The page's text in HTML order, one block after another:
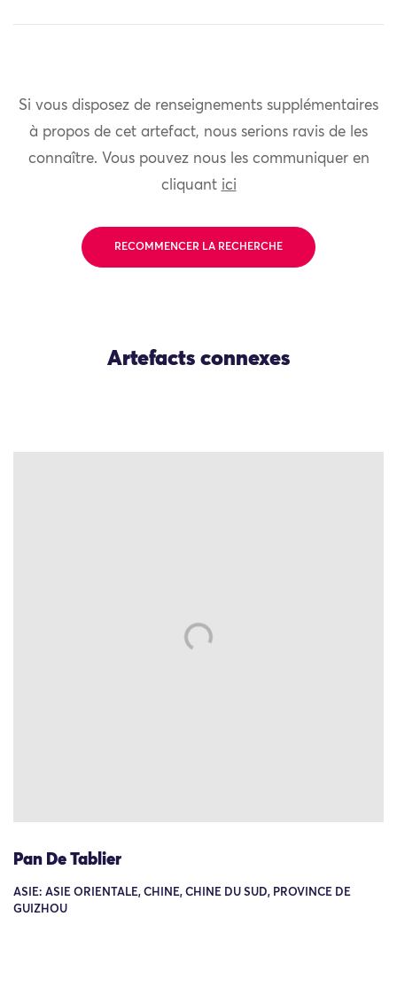
Si vous disposez de renseignements supplémentaires
à propos de cet artefact, nous serions ravis de les
connaître. Vous pouvez nous les communiquer en
cliquant ici
RECOMMENCER LA RECHERCHE
Artefacts connexes
Pan De Tablier
ASIE: ASIE ORIENTALE, CHINE, CHINE DU SUD, PROVINCE DE
GUIZHOU